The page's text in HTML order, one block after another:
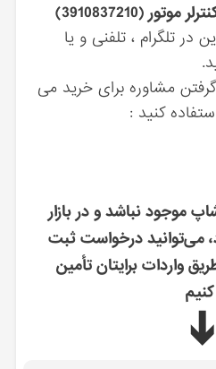
كنترلر موتور (3910837210)
در تلگرام ، تلفنی و یا
مشاوره برای خرید می
کنید :
موجود نباشد و در بازار
می‌توانید درخواست ثبت
واردات برایتان تأمین
کنیم